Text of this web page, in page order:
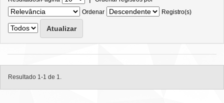
Ordenar
Registro(s)
Resultado 1-1 de 1.